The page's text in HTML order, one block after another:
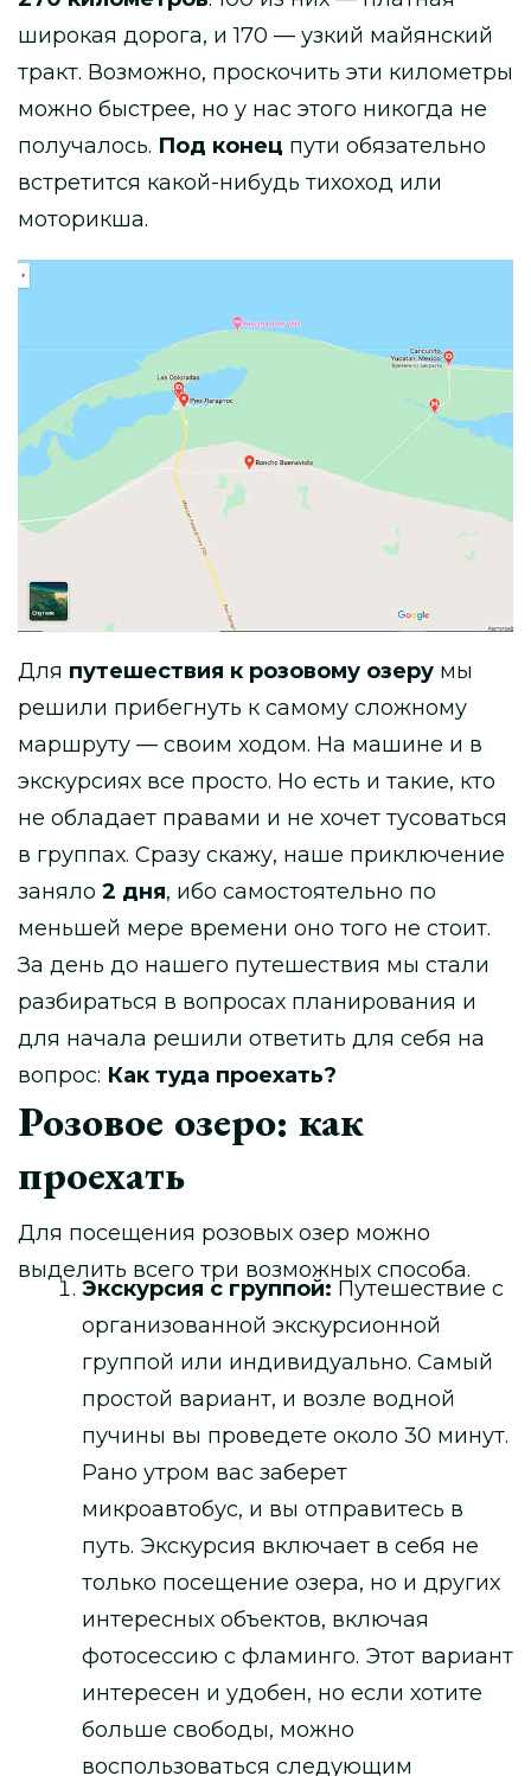
широкая дорога, и 170 — узкий майянский
тракт. Возможно, проскочить эти километры
можно быстрее, но у нас этого никогда не
получалось. Под конец пути обязательно
встретится какой-нибудь тихоход или
моторикша.
Для путешествия к розовому озеру мы
решили прибегнуть к самому сложному
маршруту — своим ходом. На машине и в
экскурсиях все просто. Но есть и такие, кто
не обладает правами и не хочет тусоваться
в группах. Сразу скажу, наше приключение
заняло 2 дня, ибо самостоятельно по
меньшей мере времени оно того не стоит.
За день до нашего путешествия мы стали
разбираться в вопросах планирования и
для начала решили ответить для себя на
вопрос: Как туда проехать?
Розовое озеро: как
проехать
Для посещения розовых озер можно
выделить всего три возможных способа.
Экскурсия с группой: Путешествие с
организованной экскурсионной
группой или индивидуально. Самый
простой вариант, и возле водной
пучины вы проведете около 30 минут.
Рано утром вас заберет
микроавтобус, и вы отправитесь в
путь. Экскурсия включает в себя не
только посещение озера, но и других
интересных объектов, включая
фотосессию с фламинго. Этот вариант
интересен и удобен, но если хотите
больше свободы, можно
воспользоваться следующим